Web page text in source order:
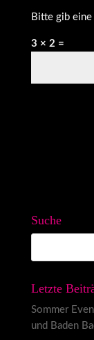
Bitte gib
3 × 2 =
Suche
Letzte
Sommer
und Baden